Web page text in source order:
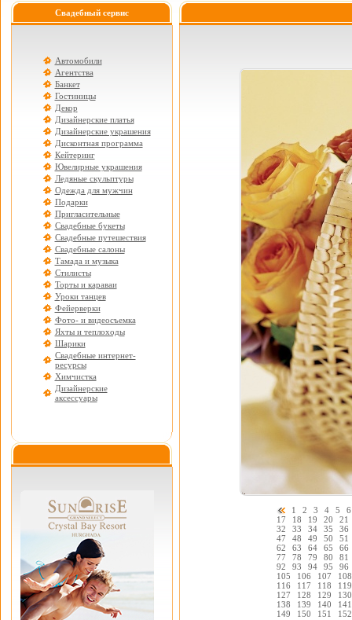
Свадебный сервис
Автомобили
Агентства
Банкет
Гостиницы
Декор
Дизайнерские платья
Дизайнерские украшения
Дисконтная программа
Кейтеринг
Ювелирные украшения
Ледяные скульптуры
Одежда для мужчин
Подарки
Пригласительные
Свадебные букеты
Свадебные путешествия
Свадебные салоны
Тамада и музыка
Стилисты
Торты и караваи
Уроки танцев
Фейерверки
Фото- и видеосъемка
Яхты и теплоходы
Шарики
Свадебные интернет-
ресурсы
Химчистка
Дизайнерские
аксессуары
1 2 3 4 5
6
17
18 19 20
21
32
33 34 35
36
47
48 49 50
51
62
63 64 65
66
77
78 79 80
81
92
93 94 95
96
105
106 107
108
116
117 118
119
127
128 129
130
138
139 140
141
149
150 151
152